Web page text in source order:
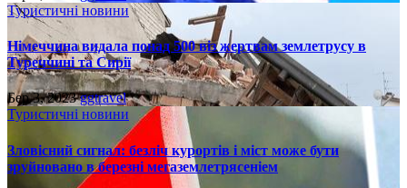
Туристичні новини
Німеччина видала понад 500 віз жертвам землетрусу в
Туреччині та Сирії
Бер 3, 2023ggtravel
Туристичні новини
Зловісний сигнал: безліч курортів і міст може бути
зруйновано в березні мегаземлетрясеніем